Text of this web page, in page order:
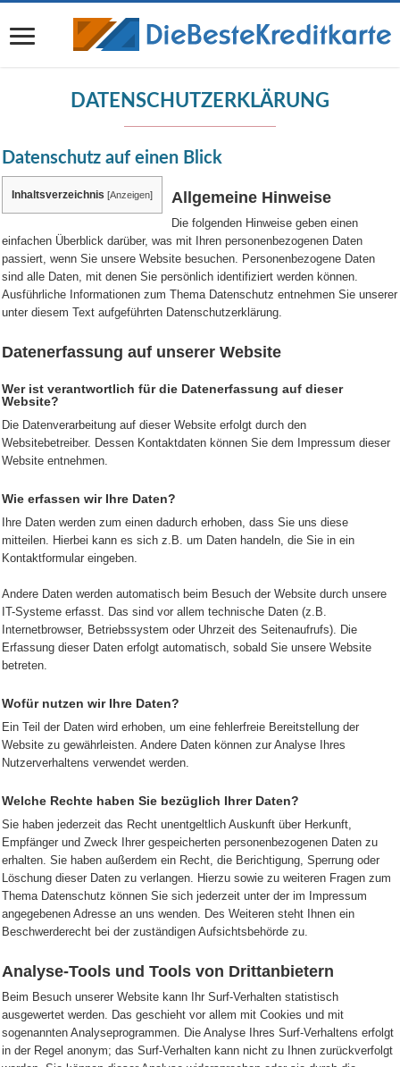
DATENSCHUTZERKLÄRUNG
Datenschutz auf einen Blick
Inhaltsverzeichnis [Anzeigen] Allgemeine Hinweise
Die folgenden Hinweise geben einen
einfachen Überblick darüber, was mit Ihren personenbezogenen Daten
passiert, wenn Sie unsere Website besuchen. Personenbezogene Daten
sind alle Daten, mit denen Sie persönlich identifiziert werden können.
Ausführliche Informationen zum Thema Datenschutz entnehmen Sie unserer
unter diesem Text aufgeführten Datenschutzerklärung.
Datenerfassung auf unserer Website
Wer ist verantwortlich für die Datenerfassung auf dieser
Website?
Die Datenverarbeitung auf dieser Website erfolgt durch den
Websitebetreiber. Dessen Kontaktdaten können Sie dem Impressum dieser
Website entnehmen.
Wie erfassen wir Ihre Daten?
Ihre Daten werden zum einen dadurch erhoben, dass Sie uns diese
mitteilen. Hierbei kann es sich z.B. um Daten handeln, die Sie in ein
Kontaktformular eingeben.
Andere Daten werden automatisch beim Besuch der Website durch unsere
IT-Systeme erfasst. Das sind vor allem technische Daten (z.B.
Internetbrowser, Betriebssystem oder Uhrzeit des Seitenaufrufs). Die
Erfassung dieser Daten erfolgt automatisch, sobald Sie unsere Website
betreten.
Wofür nutzen wir Ihre Daten?
Ein Teil der Daten wird erhoben, um eine fehlerfreie Bereitstellung der
Website zu gewährleisten. Andere Daten können zur Analyse Ihres
Nutzerverhaltens verwendet werden.
Welche Rechte haben Sie bezüglich Ihrer Daten?
Sie haben jederzeit das Recht unentgeltlich Auskunft über Herkunft,
Empfänger und Zweck Ihrer gespeicherten personenbezogenen Daten zu
erhalten. Sie haben außerdem ein Recht, die Berichtigung, Sperrung oder
Löschung dieser Daten zu verlangen. Hierzu sowie zu weiteren Fragen zum
Thema Datenschutz können Sie sich jederzeit unter der im Impressum
angegebenen Adresse an uns wenden. Des Weiteren steht Ihnen ein
Beschwerderecht bei der zuständigen Aufsichtsbehörde zu.
Analyse-Tools und Tools von Drittanbietern
Beim Besuch unserer Website kann Ihr Surf-Verhalten statistisch
ausgewertet werden. Das geschieht vor allem mit Cookies und mit
sogenannten Analyseprogrammen. Die Analyse Ihres Surf-Verhaltens erfolgt
in der Regel anonym; das Surf-Verhalten kann nicht zu Ihnen zurückverfolgt